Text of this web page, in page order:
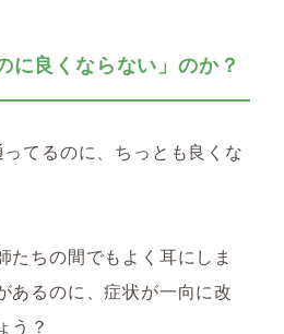
に良くならない」のか？
ってるのに、ちっとも良くな
たちの間でもよく耳にしま
あるのに、症状が一向に改
う？